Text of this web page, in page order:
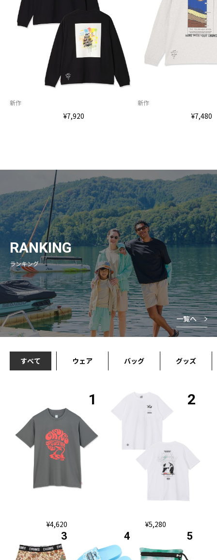
新作
¥7,920
新作
¥7,480
RANKING
ランキング
一覧へ
すべて ウェア バッグ グッズ
¥4,620 ¥5,280